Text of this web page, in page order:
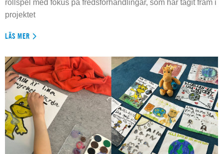
rollspel med fokus på fredsförhandlingar, som har tagit fram i
projektet
LÄS MER